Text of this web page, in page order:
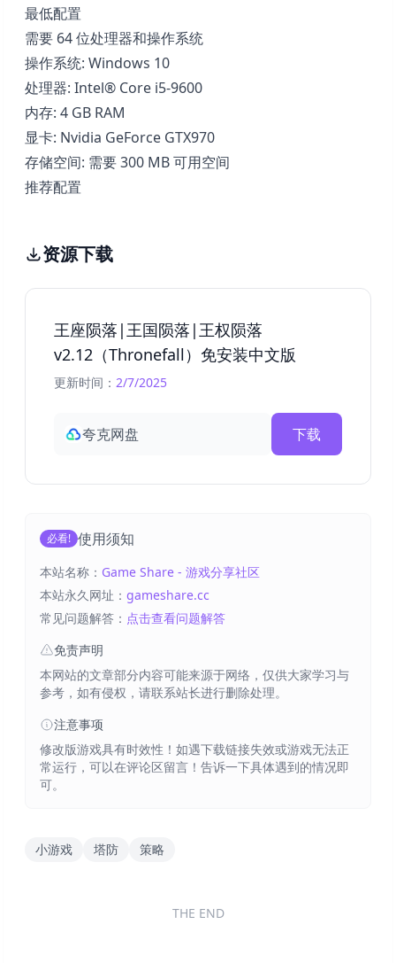
最低配置
需要 64 位处理器和操作系统
操作系统: Windows 10
处理器: Intel® Core i5-9600
内存: 4 GB RAM
显卡: Nvidia GeForce GTX970
存储空间: 需要 300 MB 可用空间
推荐配置
资源下载
王座陨落|王国陨落|王权陨落
v2.12（Thronefall）免安装中文版
更新时间： 2/7/2025
夸克网盘 下载
必看! 使用须知
本站名称： Game Share - 游戏分享社区
本站永久网址： gameshare.cc
常见问题解答： 点击查看问题解答
免责声明
本网站的文章部分内容可能来源于网络，仅供大家学习与
参考，如有侵权，请联系站长进行删除处理。
注意事项
修改版游戏具有时效性！如遇下载链接失效或游戏无法正
常运行，可以在评论区留言！告诉一下具体遇到的情况即
可。
小游戏 塔防 策略
THE END